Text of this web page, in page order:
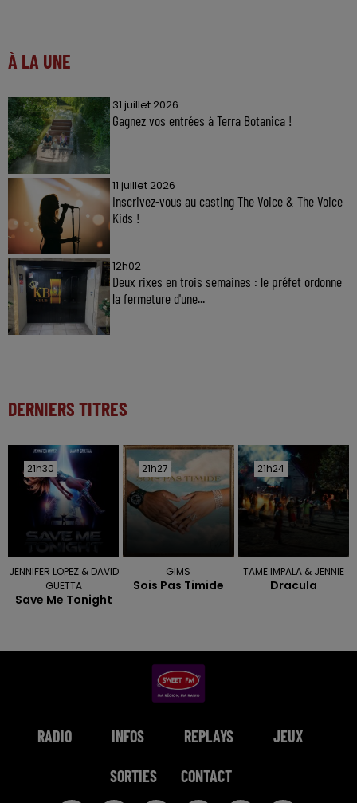
À LA UNE
31 juillet 2026
Gagnez vos entrées à Terra Botanica !
11 juillet 2026
Inscrivez-vous au casting The Voice & The Voice
Kids !
12h02
Deux rixes en trois semaines : le préfet ordonne
la fermeture d'une...
DERNIERS TITRES
21h30
21h30
JENNIFER LOPEZ & DAVID
GUETTA
Save Me Tonight
21h27
21h27
GIMS
Sois Pas Timide
21h24
21h24
TAME IMPALA & JENNIE
Dracula
RADIO INFOS REPLAYS JEUX
SORTIES CONTACT